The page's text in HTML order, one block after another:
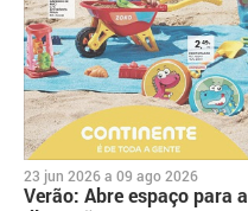
23 jun 2026 a 09 ago 2026
Verão: Abre espaço para a